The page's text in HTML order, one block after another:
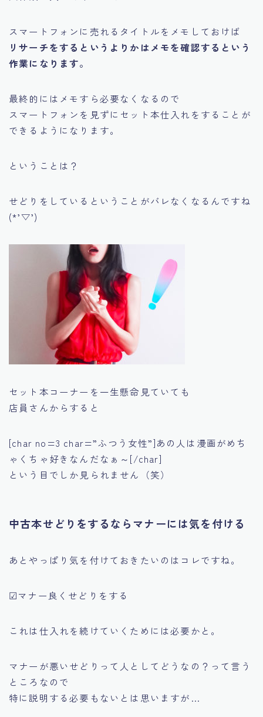
スマートフォンに売れるタイトルをメモしておけば
リサーチをするというよりかはメモを確認するという
作業になります。
最終的にはメモすら必要なくなるので
スマートフォンを見ずにセット本仕入れをすることが
できるようになります。
ということは？
せどりをしているということがバレなくなるんですね
(*’▽’)
セット本コーナーを一生懸命見ていても
店員さんからすると
[char no=3 char=”ふつう女性”]あの人は漫画がめち
ゃくちゃ好きなんだなぁ～[/char]
という目でしか見られません（笑）
中古本せどりをするならマナーには気を付ける
あとやっぱり気を付けておきたいのはコレですね。
☑マナー良くせどりをする
これは仕入れを続けていくためには必要かと。
マナーが悪いせどりって人としてどうなの？って言う
ところなので
特に説明する必要もないとは思いますが…